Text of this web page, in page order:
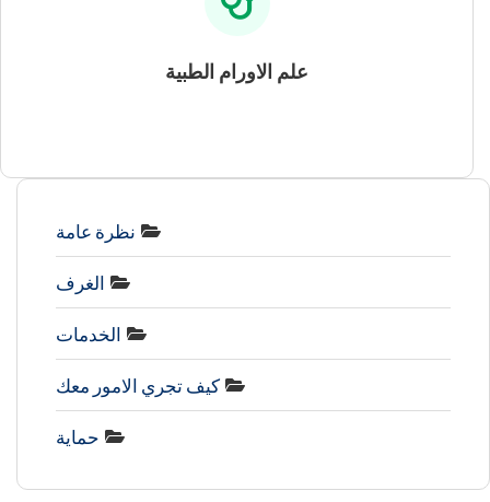
علم الاورام الطبية
نظرة عامة
الغرف
الخدمات
كيف تجري الامور معك
حماية